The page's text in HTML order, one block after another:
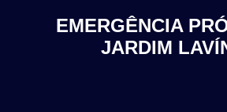
EMERGÊNCIA
JARDIM